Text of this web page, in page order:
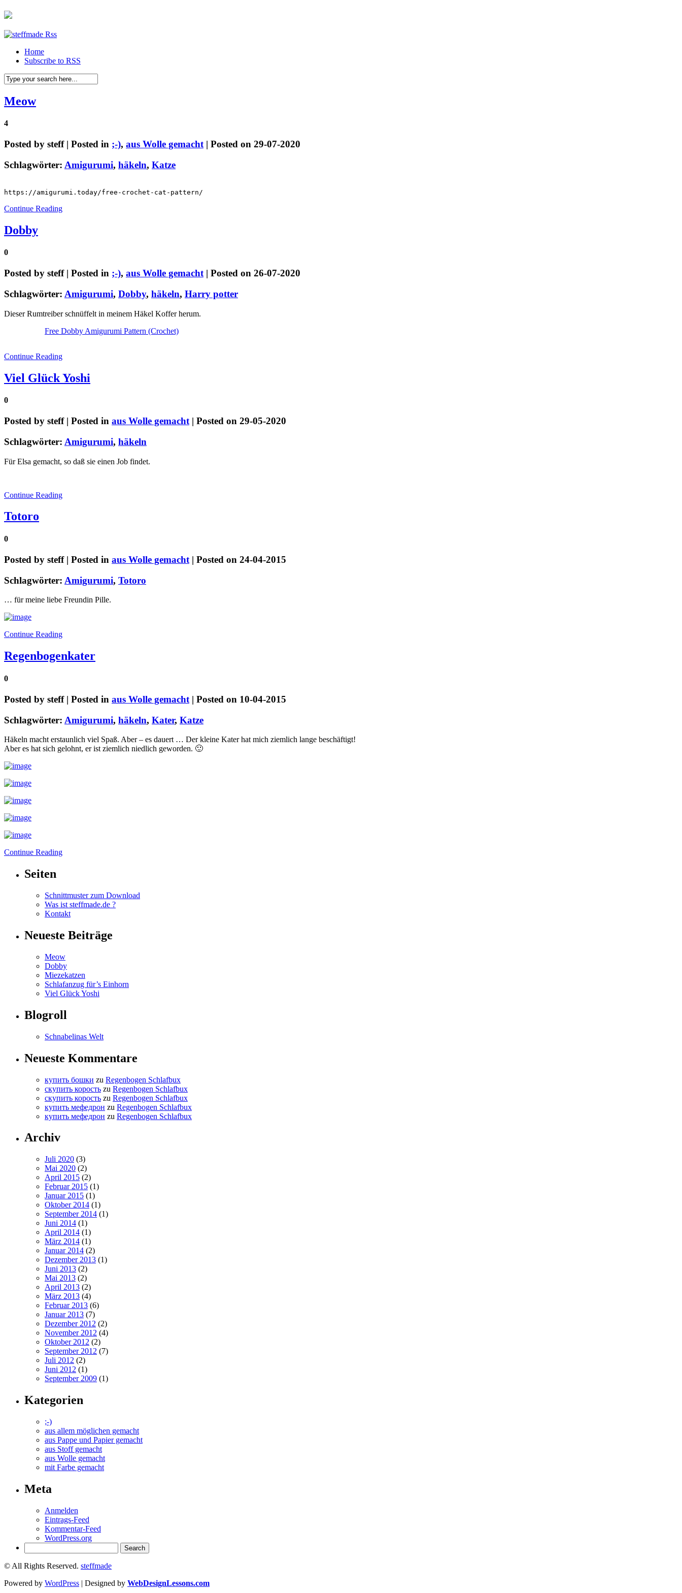
Home
Subscribe to RSS
Meow
4
Posted by steff| Posted in ;-), aus Wolle gemacht| Posted on 29-07-2020
Schlagwörter: Amigurumi, häkeln, Katze
https://amigurumi.today/free-crochet-cat-pattern/
Continue Reading
Dobby
0
Posted by steff| Posted in ;-), aus Wolle gemacht | Posted on 26-07-2020
Schlagwörter: Amigurumi, Dobby, häkeln, Harry potter
Dieser Rumtreiber schnüffelt in meinem Häkel Koffer herum.
Free Dobby Amigurumi Pattern (Crochet)
Continue Reading
Viel Glück Yoshi
0
Posted by steff| Posted in aus Wolle gemacht | Posted on 29-05-2020
Schlagwörter: Amigurumi, häkeln
Für Elsa gemacht, so daß sie einen Job findet.
Continue Reading
Totoro
0
Posted by steff| Posted in aus Wolle gemacht | Posted on 24-04-2015
Schlagwörter: Amigurumi, Totoro
… für meine liebe Freundin Pille.
Continue Reading
Regenbogenkater
0
Posted by steff| Posted in aus Wolle gemacht | Posted on 10-04-2015
Schlagwörter: Amigurumi, häkeln, Kater, Katze
Häkeln macht erstaunlich viel Spaß. Aber – es dauert … Der kleine Kater hat mich ziemlich lange beschäftigt!
Aber es hat sich gelohnt, er ist ziemlich niedlich geworden. 🙂
Continue Reading
Seiten
Schnittmuster zum Download
Was ist steffmade.de ?
Kontakt
Neueste Beiträge
Meow
Dobby
Miezekatzen
Schlafanzug für’s Einhorn
Viel Glück Yoshi
Blogroll
Schnabelinas Welt
Neueste Kommentare
купить бошки zu Regenbogen Schlafbux
скупить корость zu Regenbogen Schlafbux
скупить корость zu Regenbogen Schlafbux
купить мефедрон zu Regenbogen Schlafbux
купить мефедрон zu Regenbogen Schlafbux
Archiv
Juli 2020 (3)
Mai 2020 (2)
April 2015 (2)
Februar 2015 (1)
Januar 2015 (1)
Oktober 2014 (1)
September 2014 (1)
Juni 2014 (1)
April 2014 (1)
März 2014 (1)
Januar 2014 (2)
Dezember 2013 (1)
Juni 2013 (2)
Mai 2013 (2)
April 2013 (2)
März 2013 (4)
Februar 2013 (6)
Januar 2013 (7)
Dezember 2012 (2)
November 2012 (4)
Oktober 2012 (2)
September 2012 (7)
Juli 2012 (2)
Juni 2012 (1)
September 2009 (1)
Kategorien
;-)
aus allem möglichen gemacht
aus Pappe und Papier gemacht
aus Stoff gemacht
aus Wolle gemacht
mit Farbe gemacht
Meta
Anmelden
Eintrags-Feed
Kommentar-Feed
WordPress.org
© All Rights Reserved. steffmade
Powered by WordPress | Designed by WebDesignLessons.com